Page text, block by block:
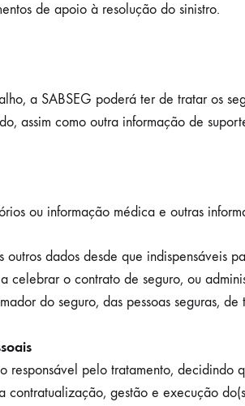
de apoio à resolução do sinistro.
a SABSEG poderá ter de tratar os
assim como outra informação de
ou informação médica e outras
outros dados desde que indispensáveis
o contrato de seguro, ou
do seguro, das pessoas seguras,
responsável pelo tratamento, decidindo
gestão e execução